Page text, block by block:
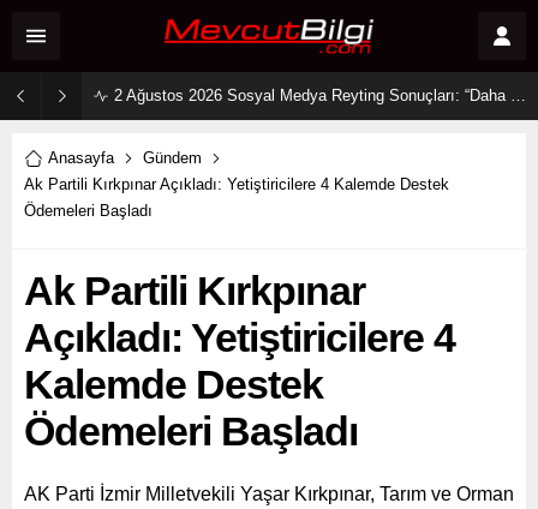
2 Ağustos 2026 Sosyal Medya Reyting Sonuçları: “Daha 17” Ekranlara Ambargo Koydu!
Anasayfa
Gündem
Ak Partili Kırkpınar Açıkladı: Yetiştiricilere 4 Kalemde Destek
Ödemeleri Başladı
Ak Partili Kırkpınar
Açıkladı: Yetiştiricilere 4
Kalemde Destek
Ödemeleri Başladı
AK Parti İzmir Milletvekili Yaşar Kırkpınar, Tarım ve Orman